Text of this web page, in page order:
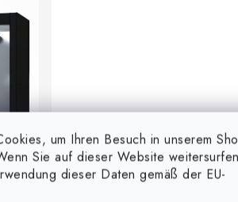
um Ihren Besuch in unserem
Sie auf dieser Website
dieser Daten gemäß der EU-